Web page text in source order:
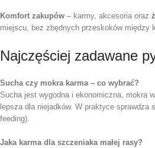
Komfort zakupów – karmy, akcesoria oraz
miejscu, bez zbędnych przeskoków między
Najczęściej zadawane
Sucha czy mokra karma – co wybrać?
Sucha jest wygodna i ekonomiczna, mokra
lepsza dla niejadków. W praktyce sprawdza
feeding).
Jaka karma dla szczeniaka małej rasy?